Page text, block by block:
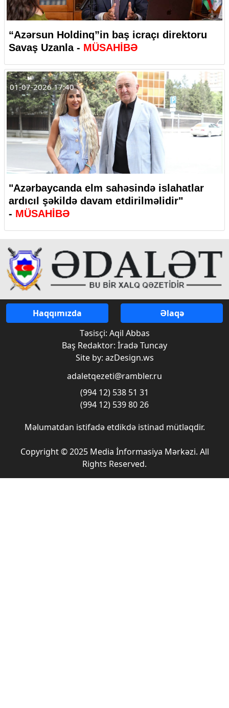
“Azərsun Holdinq”in baş icraçı direktoru
Savaş Uzanla - MÜSAHİBƏ
01-07-2026 17:40
"Azərbaycanda elm sahəsində islahatlar
ardıcıl şəkildə davam etdirilməlidir"
- MÜSAHİBƏ
Haqqımızda
Əlaqə
Təsisçi: Aqil Abbas
Baş Redaktor: İradə Tuncay
Site by: azDesign.ws
adaletqezeti@rambler.ru
(994 12) 538 51 31
(994 12) 539 80 26
Məlumatdan istifadə etdikdə istinad mütləqdir.
Copyright © 2025 Media İnformasiya Mərkəzi. All
Rights Reserved.